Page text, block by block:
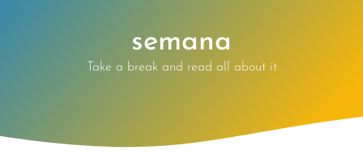
semana
Take a break and read all about it